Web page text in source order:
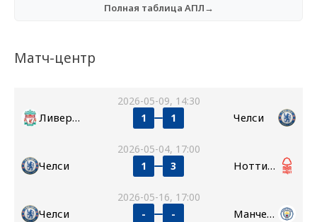
Полная таблица АПЛ→
Матч-центр
2026-05-09, 14:30
Ливерпуль 1 1 Челси
2026-05-04, 17:00
Челси 1 3 Ноттингем Форест
2026-05-16, 17:00
Челси - - Манчестер Сити